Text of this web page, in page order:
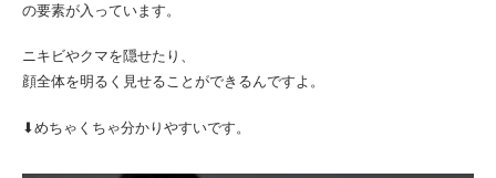
の要素が入っています。
ニキビやクマを隠せたり、
顔全体を明るく見せることができるんですよ。
⬇︎めちゃくちゃ分かりやすいです。